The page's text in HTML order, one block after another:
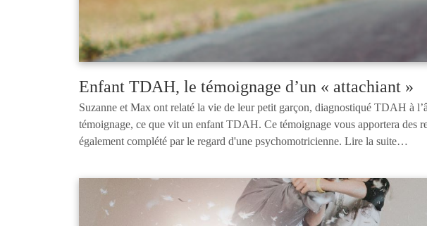
Enfant TDAH, le témoignage d’un « attachiant »
Suzanne et Max ont relaté la vie de leur petit garçon, diagnostiqué TDAH à
témoignage, ce que vit un enfant TDAH. Ce témoignage vous apportera des
également complété par le regard d'une psychomotricienne. Lire la suite…